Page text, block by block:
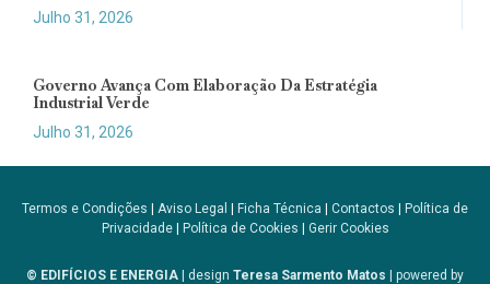
Julho 31, 2026
Governo Avança Com Elaboração Da Estratégia
Industrial Verde
Julho 31, 2026
Termos e Condições Aviso Legal Ficha Técnica Contactos
Política de
Privacidade| Política de Cookies Gerir Cookies
© EDIFÍCIOS E ENERGIA | design Teresa Sarmento Matos | powered by